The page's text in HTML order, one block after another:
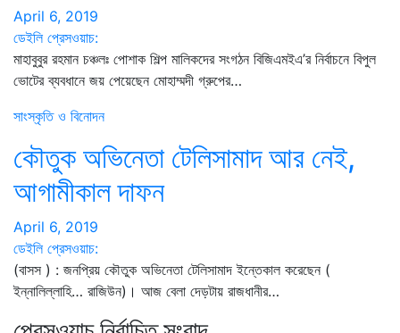
April 6, 2019
ডেইলি প্রেসওয়াচ:
মাহাবুবুর রহমান চঞ্চলঃ পোশাক শিল্প মালিকদের সংগঠন বিজিএমইএ’র নির্বাচনে বিপুল
ভোটের ব্যবধানে জয় পেয়েছেন মোহাম্মদী গ্রুপের…
সাংস্কৃতি ও বিনোদন
কৌতুক অভিনেতা টেলিসামাদ আর নেই,
আগামীকাল দাফন
April 6, 2019
ডেইলি প্রেসওয়াচ:
(বাসস ) : জনপ্রিয় কৌতুক অভিনেতা টেলিসামাদ ইন্তেকাল করেছেন (
ইন্নালিল্লাহি… রাজিউন)। আজ বেলা দেড়টায় রাজধানীর…